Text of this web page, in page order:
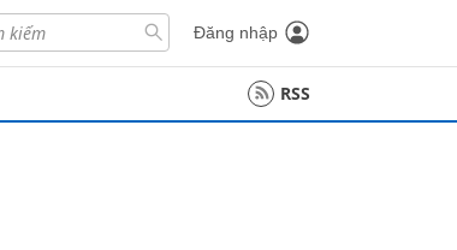
Đăng nhập
RSS